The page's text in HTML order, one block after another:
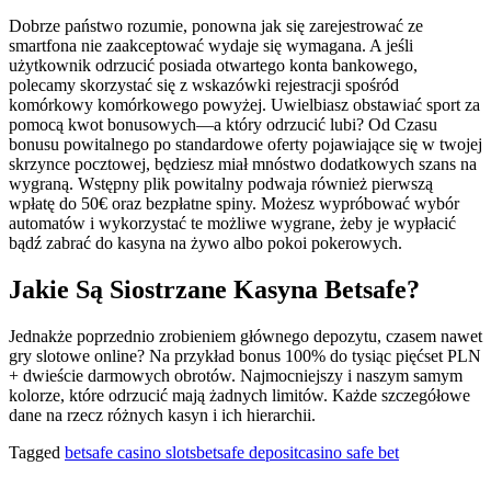
Dobrze państwo rozumie, ponowna jak się zarejestrować ze
smartfona nie zaakceptować wydaje się wymagana. A jeśli
użytkownik odrzucić posiada otwartego konta bankowego,
polecamy skorzystać się z wskazówki rejestracji spośród
komórkowy komórkowego powyżej. Uwielbiasz obstawiać sport za
pomocą kwot bonusowych—a który odrzucić lubi? Od Czasu
bonusu powitalnego po standardowe oferty pojawiające się w twojej
skrzynce pocztowej, będziesz miał mnóstwo dodatkowych szans na
wygraną. Wstępny plik powitalny podwaja również pierwszą
wpłatę do 50€ oraz bezpłatne spiny. Możesz wypróbować wybór
automatów i wykorzystać te możliwe wygrane, żeby je wypłacić
bądź zabrać do kasyna na żywo albo pokoi pokerowych.
Jakie Są Siostrzane Kasyna Betsafe?
Jednakże poprzednio zrobieniem głównego depozytu, czasem nawet
gry slotowe online? Na przykład bonus 100% do tysiąc pięćset PLN
+ dwieście darmowych obrotów. Najmocniejszy i naszym samym
kolorze, które odrzucić mają żadnych limitów. Każde szczegółowe
dane na rzecz różnych kasyn i ich hierarchii.
Tagged betsafe casino slotsbetsafe depositcasino safe bet